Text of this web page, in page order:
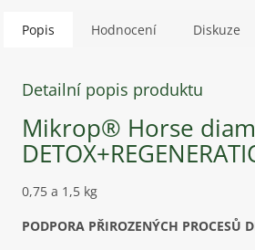
Popis Hodnocení Diskuze
Detailní popis produktu
Mikrop® Horse
0,75 a 1,5 kg
PODPORA PŘIROZENÝCH PROCESŮ